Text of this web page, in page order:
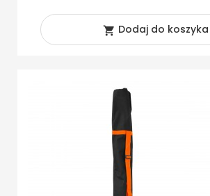
 Dodaj do koszyka